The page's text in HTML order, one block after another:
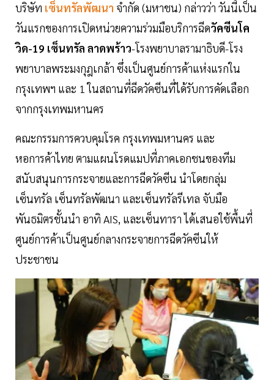
บริษัท เซ็นทรัลพัฒนา จำกัด (มหาชน) กล่าวว่า วันนี้เป็น
วันแรกของการเปิดหน่วยความร่วมมือบริการฉีดวัคซีนโค
วิด-19 เซ็นทรัล ลาดพร้าว-โรงพยาบาลรามาธิบดี-โรง
พยาบาลพระมงกุฎเกล้า ซึ่งเป็นศูนย์การค้าแห่งแรกใน
กรุงเทพฯ และ 1 ในสถานที่ฉีดวัคซีนที่ได้รับการคัดเลือก
จากกรุงเทพมหานคร
คณะกรรมการควบคุมโรค กรุงเทพมหานคร และ
หอการค้าไทย ตามแผนโรดแมปที่ภาคเอกชนของทีม
สนับสนุนการกระจายและการฉีดวัคซีน นำโดยกลุ่ม
เซ็นทรัล เซ็นทรัลพัฒนา และเซ็นทรัลรีเทล จับมือ
พันธมิตรชั้นนำ อาทิ AIS, และเซ็นทารา ได้เสนอใช้พื้นที่
ศูนย์การค้าเป็นศูนย์กลางกระจายการฉีดวัคซีนให้
ประชาชน